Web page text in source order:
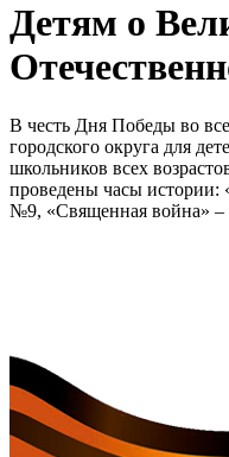
Детям о
В честь Дня Победы во
городского округа для
школьников всех
проведены часы
№9, «Священная война»